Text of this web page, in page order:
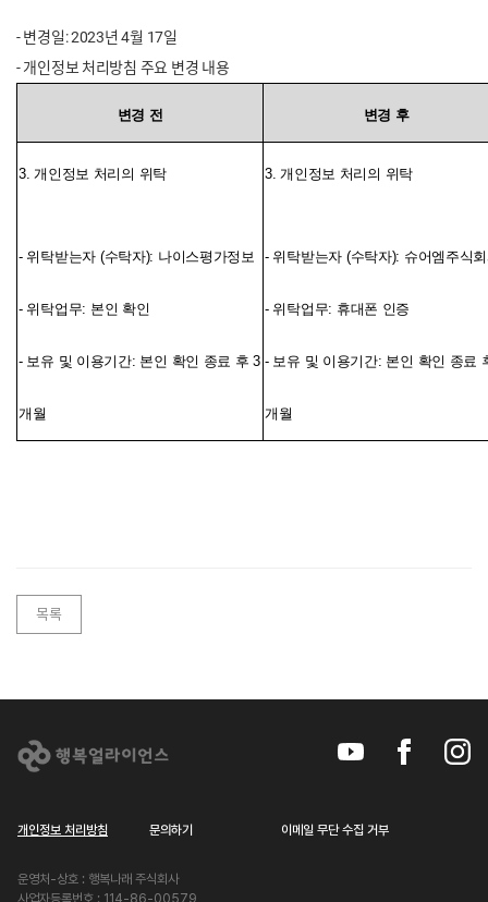
- 변경일: 2023년 4월 17일
- 개인정보 처리방침 주요 변경 내용
변경 전 변경 후
3. 개인정보 처리의 위탁
- 위탁받는자 (수탁자): 나이스평가정보
- 위탁업무: 본인 확인
- 보유 및 이용기간: 본인 확인 종료 후3
개월
3. 개인정보 처리의 위탁
- 위탁받는자 (수탁자): 슈어엠주식
- 위탁업무: 휴대폰 인증
- 보유 및 이용기간: 본인 확인 종료
개월
목록
개인정보 처리방침 문의하기 이메일 무단 수집 거부
운영처-상호 : 행복나래 주식회사
사업자등록번호 : 114-86-00579